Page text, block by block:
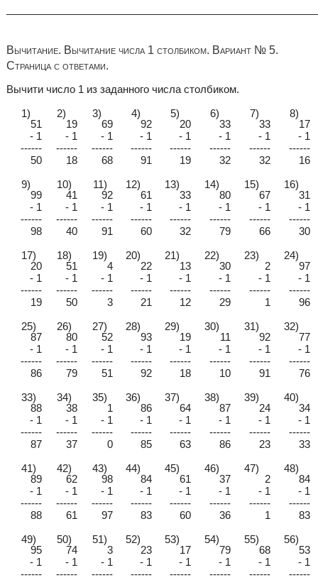
Вычитание. Вычитание числа 1 столбиком. Вариант № 5.
Страница с ответами.
Вычити число 1 из заданного числа столбиком.
1)
51
2)
19
3)
69
4)
92
5)
20
6)
33
7)
33
8)
17
- 1
- 1 - 1 - 1 - 1 - 1 - 1
- 1
------
------ ------ ------ ------ ------ ------
------
50
18 68 91 19 32 32
16
9)
99
10)
41
11)
92
12)
61
13)
33
14)
80
15)
67
16)
31
- 1
- 1 - 1 - 1 - 1 - 1 - 1
- 1
------
------ ------ ------ ------ ------ ------
------
98
40 91 60 32 79 66
30
17)
20
18)
51
19)
4
20)
22
21)
13
22)
30
23)
2
24)
97
- 1
- 1 - 1 - 1 - 1 - 1 - 1
- 1
------
------ ------ ------ ------ ------ ------
------
19
50 3 21 12 29 1
96
25)
87
26)
80
27)
52
28)
93
29)
19
30)
11
31)
92
32)
77
- 1
- 1 - 1 - 1 - 1 - 1 - 1
- 1
------
------ ------ ------ ------ ------ ------
------
86
79 51 92 18 10 91
76
33)
88
34)
38
35)
1
36)
86
37)
64
38)
87
39)
24
40)
34
- 1
- 1 - 1 - 1 - 1 - 1 - 1
- 1
------
------ ------ ------ ------ ------ ------
------
87
37 0 85 63 86 23
33
41)
89
42)
62
43)
98
44)
84
45)
61
46)
37
47)
2
48)
84
- 1
- 1 - 1 - 1 - 1 - 1 - 1
- 1
------
------ ------ ------ ------ ------ ------
------
88
61 97 83 60 36 1
83
49)
95
50)
74
51)
3
52)
23
53)
17
54)
79
55)
68
56)
53
- 1
- 1 - 1 - 1 - 1 - 1 - 1
- 1
------
------ ------ ------ ------ ------ ------ ------